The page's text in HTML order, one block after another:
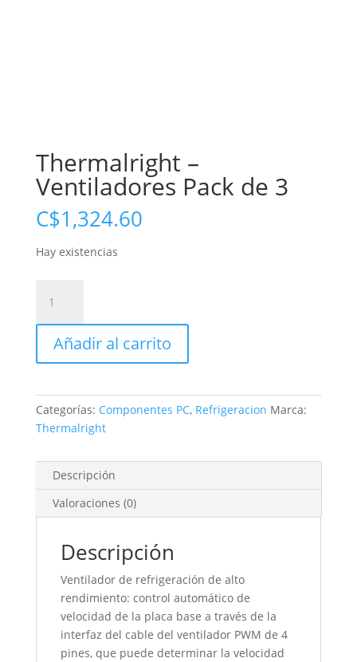
Thermalright –
Ventiladores Pack de 3
C$1,324.60
Hay existencias
Ventiladores
Pack
de
cantidad
Añadir al carrito
Categorías: Componentes PC, Refrigeracion Marca:
Thermalright
Descripción
Valoraciones (0)
Descripción
Ventilador de refrigeración de alto
rendimiento: control automático de
velocidad de la placa base a través de la
interfaz del cable del ventilador PWM de 4
pines, que puede determinar la velocidad